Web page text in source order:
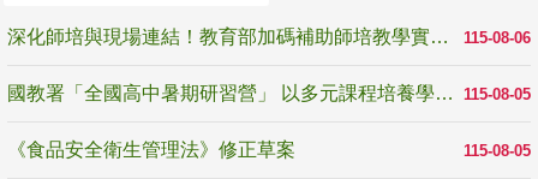
115-08-06
深化師培與現場連結！教育部加碼補助師培教學實踐研究 10月師培國際研討會交流教學實踐經驗
115-08-05
國教署「全國高中暑期研習營」 以多元課程培養學生瞭解誠信專業與倫理價值
115-08-05
《食品安全衛生管理法》修正草案